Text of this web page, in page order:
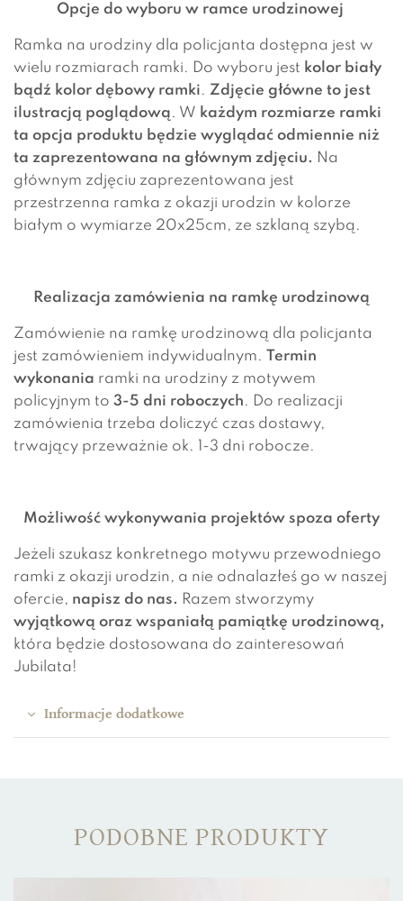
Opcje do wyboru w ramce urodzinowej
Ramka na urodziny dla policjanta dostępna jest w
wielu rozmiarach ramki. Do wyboru jest kolor biały
bądź kolor dębowy ramki. Zdjęcie główne to jest
ilustracją poglądową. W każdym rozmiarze ramki
ta opcja produktu będzie wyglądać odmiennie niż
ta zaprezentowana na głównym zdjęciu. Na
głównym zdjęciu zaprezentowana jest
przestrzenna ramka z okazji urodzin w kolorze
białym o wymiarze 20x25cm, ze szklaną szybą.
Realizacja zamówienia na ramkę urodzinową
Zamówienie na ramkę urodzinową dla policjanta
jest zamówieniem indywidualnym. Termin
wykonania ramki na urodziny z motywem
policyjnym to 3-5 dni roboczych. Do realizacji
zamówienia trzeba doliczyć czas dostawy,
trwający przeważnie ok. 1-3 dni robocze.
Możliwość wykonywania projektów spoza oferty
Jeżeli szukasz konkretnego motywu przewodniego
ramki z okazji urodzin, a nie odnalazłeś go w naszej
ofercie, napisz do nas. Razem stworzymy
wyjątkową oraz wspaniałą pamiątkę urodzinową,
która będzie dostosowana do zainteresowań
Jubilata!
Informacje dodatkowe
PODOBNE PRODUKTY